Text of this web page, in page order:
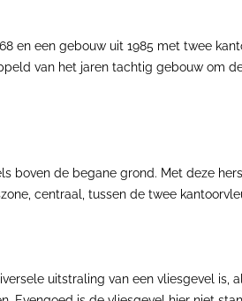
en een gebouw uit 1985 met twee
van het jaren tachtig gebouw om
boven de begane grond. Met deze
centraal, tussen de twee
uitstraling van een vliesgevel is,